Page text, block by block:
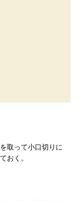
取って小口切りに
おく。